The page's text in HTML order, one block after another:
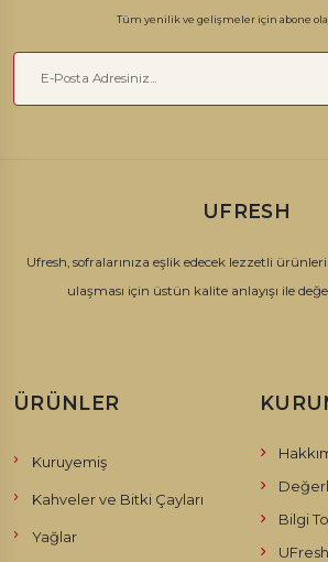
Tüm yenilik ve gelişmeler için abone
UFRESH
Ufresh, sofralarınıza eşlik edecek lezzetli
ulaşması için üstün kalite anlayışı ile
ÜRÜNLER
Kuruyemiş
Kahveler ve Bitki Çayları
Yağlar
Bilgi